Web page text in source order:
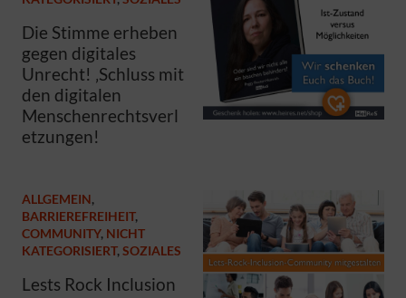
Die Stimme erheben
gegen digitales
Unrecht! ‚Schluss mit
den digitalen
Menschenrechtsverl
etzungen!
ALLGEMEIN,
BARRIEREFREIHEIT,
COMMUNITY, NICHT
KATEGORISIERT, SOZIALES
Lests Rock Inclusion